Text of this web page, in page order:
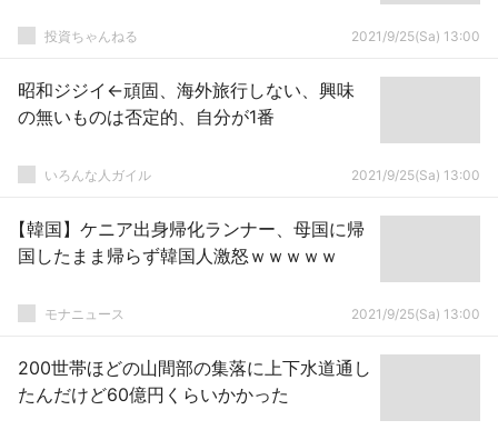
投資ちゃんねる 2021/9/25(Sa) 13:00
昭和ジジイ←頑固、海外旅行しない、興味
の無いものは否定的、自分が1番
いろんな人ガイル 2021/9/25(Sa) 13:00
【韓国】ケニア出身帰化ランナー、母国に帰
国したまま帰らず韓国人激怒ｗｗｗｗｗ
モナニュース 2021/9/25(Sa) 13:00
200世帯ほどの山間部の集落に上下水道通し
たんだけど60億円くらいかかった